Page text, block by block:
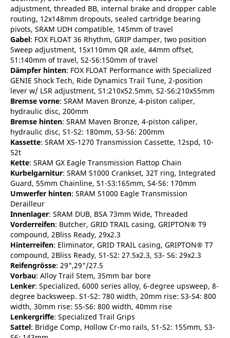
adjustment, threaded BB, internal brake and dropper cable
routing, 12x148mm dropouts, sealed cartridge bearing
pivots, SRAM UDH compatible, 145mm of travel
Gabel: FOX FLOAT 36 Rhythm, GRIP damper, two position
Sweep adjustment, 15x110mm QR axle, 44mm offset,
S1:140mm of travel, S2-S6:150mm of travel
Dämpfer hinten: FOX FLOAT Performance with Specialized
GENIE Shock Tech, Ride Dynamics Trail Tune, 2-position
lever w/ LSR adjustment, S1:210x52.5mm, S2-S6:210x55mm
Bremse vorne: SRAM Maven Bronze, 4-piston caliper,
hydraulic disc, 200mm
Bremse hinten: SRAM Maven Bronze, 4-piston caliper,
hydraulic disc, S1-S2: 180mm, S3-S6: 200mm
Kassette: SRAM XS-1270 Transmission Cassette, 12spd, 10-
52t
Kette: SRAM GX Eagle Transmission Flattop Chain
Kurbelgarnitur: SRAM S1000 Crankset, 32T ring, Integrated
Guard, 55mm Chainline, S1-S3:165mm, S4-S6: 170mm
Umwerfer hinten: SRAM S1000 Eagle Transmission
Derailleur
Innenlager: SRAM DUB, BSA 73mm Wide, Threaded
Vorderreifen: Butcher, GRID TRAIL casing, GRIPTON® T9
compound, 2Bliss Ready, 29x2.3
Hinterreifen: Eliminator, GRID TRAIL casing, GRIPTON® T7
compound, 2Bliss Ready, S1-S2: 27.5x2.3, S3- S6: 29x2.3
Reifengrösse: 29",29"/27.5
Vorbau: Alloy Trail Stem, 35mm bar bore
Lenker: Specialized, 6000 series alloy, 6-degree upsweep, 8-
degree backsweep. S1-S2: 780 width, 20mm rise: S3-S4: 800
width, 30mm rise: S5-S6: 800 width, 40mm rise
Lenkergriffe: Specialized Trail Grips
Sattel: Bridge Comp, Hollow Cr-mo rails, S1-S2: 155mm, S3-